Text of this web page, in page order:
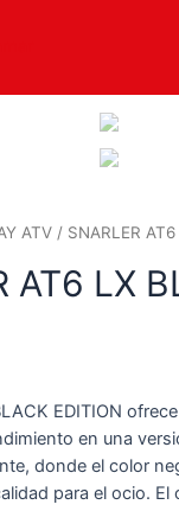
ATV / SNARLER
AT6 LX
EDITION
en una
donde el color
para el ocio. El